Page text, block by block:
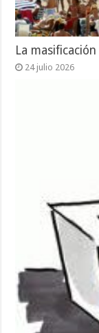
La
24 julio 2026